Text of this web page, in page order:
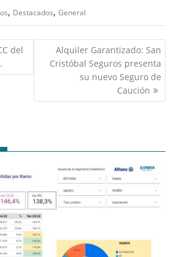
, Destacados,General
del
Alquiler Garantizado: San
Cristóbal Seguros presenta
su nuevo Seguro de
Caución